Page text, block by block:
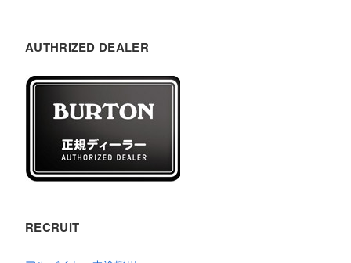
AUTHRIZED DEALER
RECRUIT